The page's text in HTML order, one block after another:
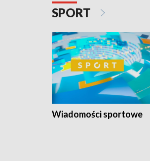
SPORT
Wiadomości sportowe